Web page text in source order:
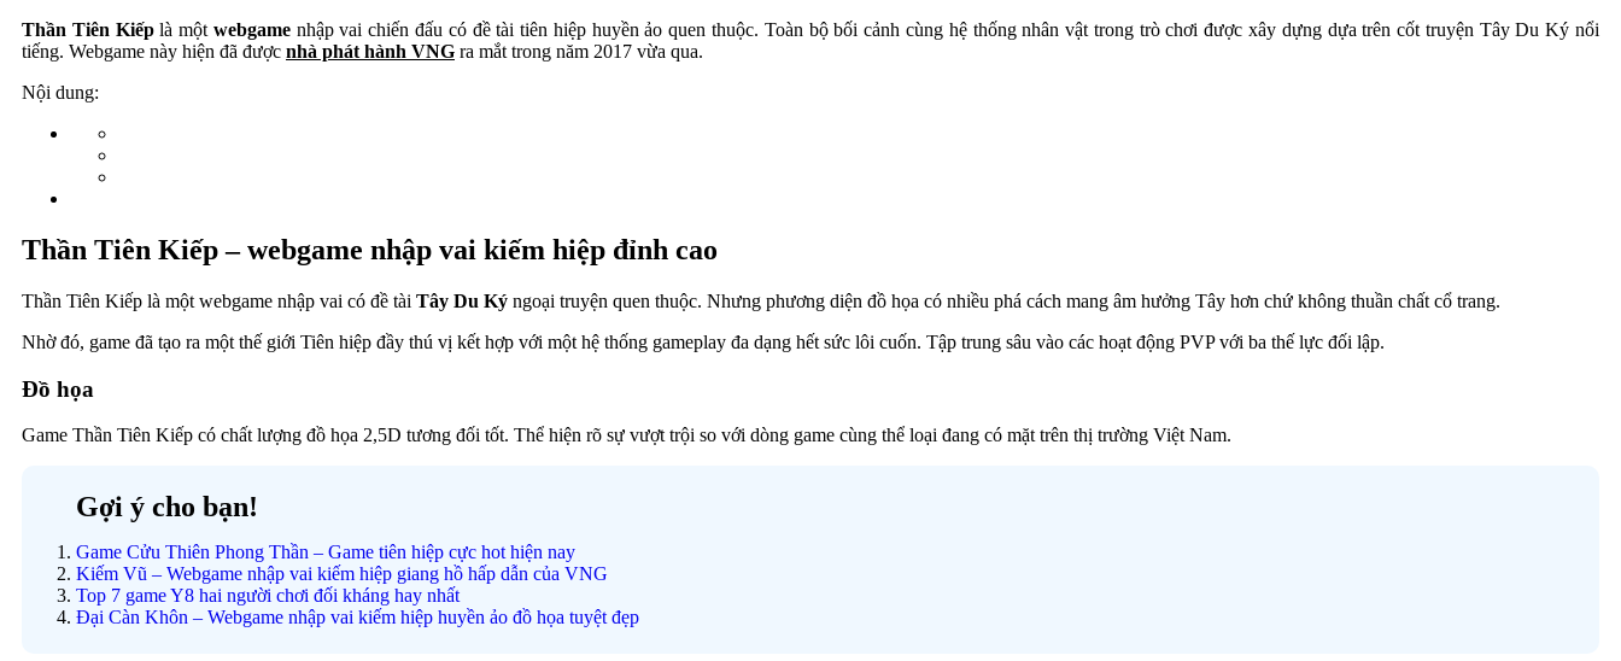
Thần Tiên Kiếplà một webgamenhập vai chiến đấu có đề tài tiên hiệp huyền ảo quen thuộc. Toàn bộ bối cảnh cùng hệ thống nhân vật trong trò chơi được xây dựng dựa trên cốt truyện Tây Du Ký nổi
tiếng. Webgame này hiện đã được nhà phát hành VNG ra mắt trong năm 2017 vừa qua.
Nội dung:
Thần Tiên Kiếp – webgame nhập vai kiếm hiệp đỉnh cao
Thần Tiên Kiếp là một webgame nhập vai có đề tài Tây Du Ký ngoại truyện quen thuộc. Nhưng phương diện đồ họa có nhiều phá cách mang âm hưởng Tây hơn chứ không thuần chất cổ trang.
Nhờ đó, game đã tạo ra một thế giới Tiên hiệp đầy thú vị kết hợp với một hệ thống gameplay đa dạng hết sức lôi cuốn. Tập trung sâu vào các hoạt động PVP với ba thế lực đối lập.
Đồ họa
Game Thần Tiên Kiếp có chất lượng đồ họa 2,5D tương đối tốt. Thể hiện rõ sự vượt trội so với dòng game cùng thể loại đang có mặt trên thị trường Việt Nam.
Gợi ý cho bạn!
Game Cửu Thiên Phong Thần – Game tiên hiệp cực hot hiện nay
Kiếm Vũ – Webgame nhập vai kiếm hiệp giang hồ hấp dẫn của VNG
Top 7 game Y8 hai người chơi đối kháng hay nhất
Đại Càn Khôn – Webgame nhập vai kiếm hiệp huyền ảo đồ họa tuyệt đẹp